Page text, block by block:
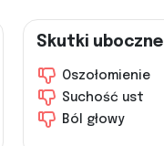
Skutki uboczne
Oszołomienie
Suchość ust
Ból głowy